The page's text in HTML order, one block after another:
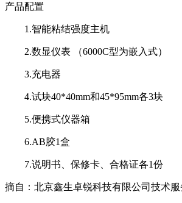
产品配置
1.智能粘结强度主机
2.数显仪表 （6000C型为嵌入式）
3.充电器
4.试块40*40mm和45*95mm各3块
5.便携式仪器箱
6.AB胶1盒
7.说明书、保修卡、合格证各1份
摘自：北京鑫生卓锐科技有限公司技术服